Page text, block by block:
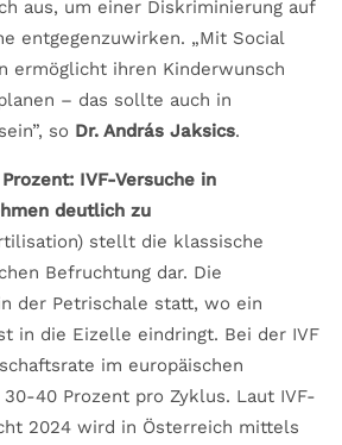
aus, um einer Diskriminierung auf
entgegenzuwirken. „Mit Social
ermöglicht ihren Kinderwunsch
– das sollte auch in
so Dr. András Jaksics.
IVF-Versuche in
deutlich zu
stellt die klassische
Befruchtung dar. Die
der Petrischale statt, wo ein
in die Eizelle eindringt. Bei der IVF
im europäischen
40 Prozent pro Zyklus. Laut IVF-
2024 wird in Österreich mittels